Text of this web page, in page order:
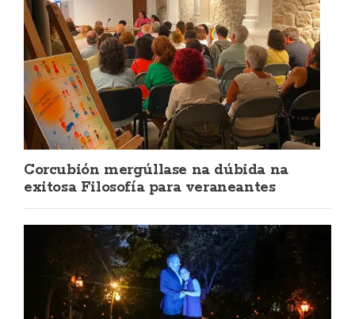
Corcubión mergúllase na dúbida na
exitosa Filosofía para veraneantes